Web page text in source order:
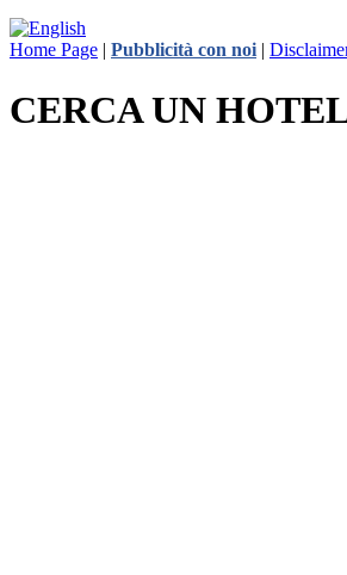
Home Page | Pubblicità con noi |
CERCA UN